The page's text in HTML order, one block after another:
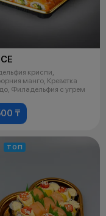
криспи,
манго, Креветка
Филадельфия с угрем
₸
ТОП